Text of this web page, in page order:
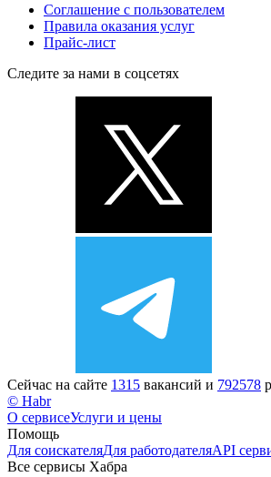
Соглашение с пользователем
Правила оказания услуг
Прайс-лист
Следите за нами в соцсетях
Сейчас на сайте 1315 вакансий и 792578
© Habr
О сервисеУслуги и цены
Помощь
Для соискателяДля работодателяAPI
Все сервисы Хабра